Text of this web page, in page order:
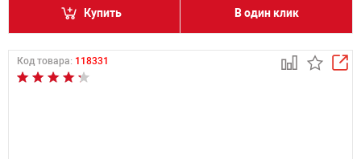
Купить В один клик
Код товара: 118331